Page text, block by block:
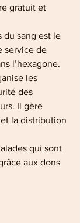
gratuit et
du sang est le
service de
l’hexagone.
les
des
Il gère
la distribution
qui sont
aux dons